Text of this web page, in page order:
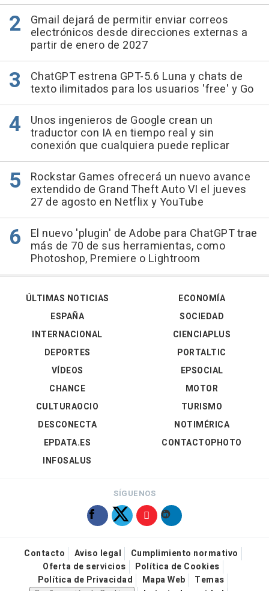
Gmail dejará de permitir enviar correos
electrónicos desde direcciones externas a
partir de enero de 2027
ChatGPT estrena GPT-5.6 Luna y chats de
texto ilimitados para los usuarios 'free' y Go
Unos ingenieros de Google crean un
traductor con IA en tiempo real y sin
conexión que cualquiera puede replicar
Rockstar Games ofrecerá un nuevo avance
extendido de Grand Theft Auto VI el jueves
27 de agosto en Netflix y YouTube
El nuevo 'plugin' de Adobe para ChatGPT trae
más de 70 de sus herramientas, como
Photoshop, Premiere o Lightroom
ÚLTIMAS NOTICIAS
ESPAÑA
INTERNACIONAL
DEPORTES
VÍDEOS
ECONOMÍA
SOCIEDAD
CIENCIAPLUS
PORTALTIC
EPSOCIAL
CHANCE
CULTURAOCIO
DESCONECTA
EPDATA.ES
INFOSALUS
MOTOR
TURISMO
NOTIMÉRICA
CONTACTOPHOTO
SÍGUENOS
Contacto Aviso legal
Cumplimiento normativo
Oferta de servicios
Política de Cookies
Política de Privacidad
Mapa Web
Temas